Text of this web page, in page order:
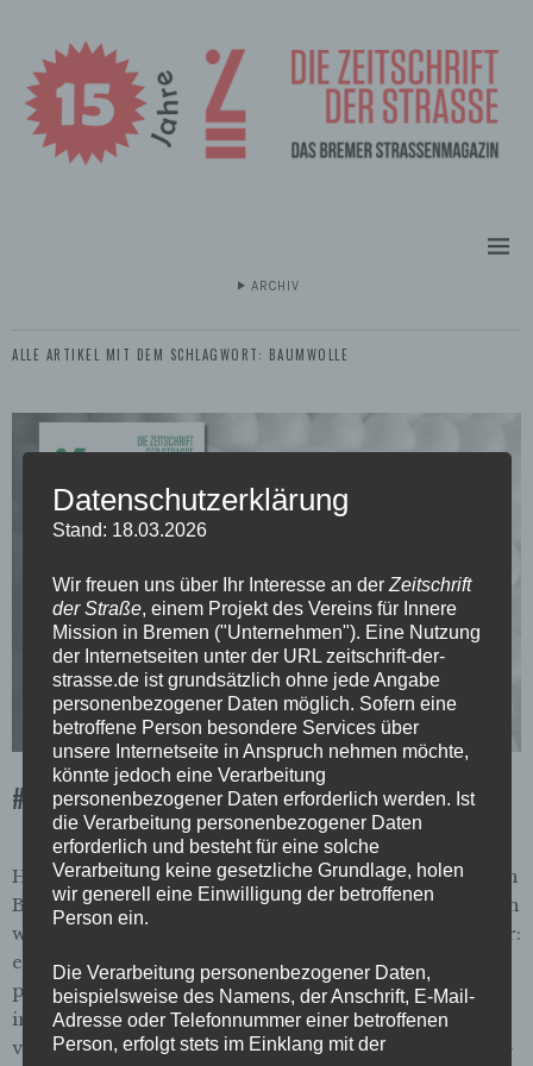
ARCHIV
ALLE ARTIKEL MIT DEM SCHLAGWORT: BAUMWOLLE
#61 Baumwollbörse
Hintergrundfoto: quimby/flickr.com EDITORIAL: Von
Ballen und Brunnen Irgendwas mit Baumwolle sollten
wir machen, haben sie uns an der Uni gesagt, genauer:
ein Heft, das zu ihrem Schwerpunkt „Global Cotton“
passt. Da ist die Auswahl an Orten, die in Bremen
infrage kommen, nicht so groß. Zuerst denkt man
vielleicht noch an die Wollkämmerei in Blumenthal –
Datenschutzerklärung
Stand: 18.03.2026
Wir freuen uns über Ihr Interesse an der Zeitschrift
der Straße, einem Projekt des Vereins für Innere
Mission in Bremen ("Unternehmen"). Eine Nutzung
der Internetseiten unter der URL zeitschrift-der-
strasse.de ist grundsätzlich ohne jede Angabe
personenbezogener Daten möglich. Sofern eine
betroffene Person besondere Services über
unsere Internetseite in Anspruch nehmen möchte,
könnte jedoch eine Verarbeitung
personenbezogener Daten erforderlich werden. Ist
die Verarbeitung personenbezogener Daten
erforderlich und besteht für eine solche
Verarbeitung keine gesetzliche Grundlage, holen
wir generell eine Einwilligung der betroffenen
Person ein.
Die Verarbeitung personenbezogener Daten,
beispielsweise des Namens, der Anschrift, E-Mail-
Adresse oder Telefonnummer einer betroffenen
Person, erfolgt stets im Einklang mit der